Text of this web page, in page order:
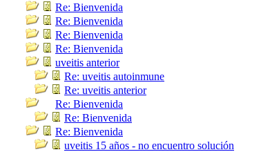
Re: Bienvenida
Re: Bienvenida
Re: Bienvenida
Re: Bienvenida
uveitis anterior
Re: uveitis autoinmune
Re: uveitis anterior
Re: Bienvenida
Re: Bienvenida
Re: Bienvenida
uveitis 15 años - no encuentro solución